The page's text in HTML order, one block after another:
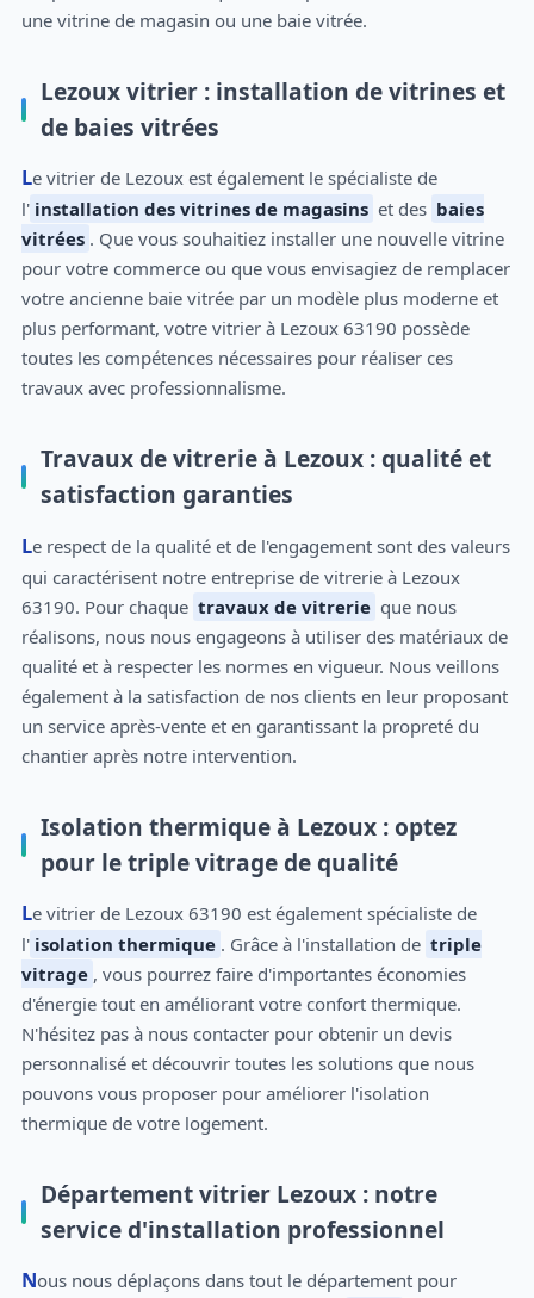
une vitrine de magasin ou une baie vitrée.
Lezoux vitrier : installation de vitrines et
de baies vitrées
Le vitrier de Lezoux est également le spécialiste de
l' installation des vitrines de magasins et des baies
vitrées . Que vous souhaitiez installer une nouvelle vitrine
pour votre commerce ou que vous envisagiez de remplacer
votre ancienne baie vitrée par un modèle plus moderne et
plus performant, votre vitrier à Lezoux 63190 possède
toutes les compétences nécessaires pour réaliser ces
travaux avec professionnalisme.
Travaux de vitrerie à Lezoux : qualité et
satisfaction garanties
Le respect de la qualité et de l'engagement sont des valeurs
qui caractérisent notre entreprise de vitrerie à Lezoux
63190. Pour chaque travaux de vitrerie que nous
réalisons, nous nous engageons à utiliser des matériaux de
qualité et à respecter les normes en vigueur. Nous veillons
également à la satisfaction de nos clients en leur proposant
un service après-vente et en garantissant la propreté du
chantier après notre intervention.
Isolation thermique à Lezoux : optez
pour le triple vitrage de qualité
Le vitrier de Lezoux 63190 est également spécialiste de
l' isolation thermique . Grâce à l'installation de triple
vitrage , vous pourrez faire d'importantes économies
d'énergie tout en améliorant votre confort thermique.
N'hésitez pas à nous contacter pour obtenir un devis
personnalisé et découvrir toutes les solutions que nous
pouvons vous proposer pour améliorer l'isolation
thermique de votre logement.
Département vitrier Lezoux : notre
service d'installation professionnel
Nous nous déplaçons dans tout le département pour